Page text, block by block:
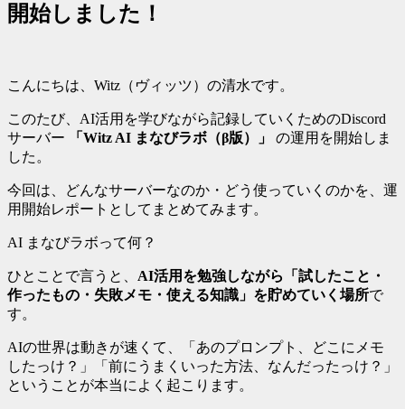
開始しました！
こんにちは、Witz（ヴィッツ）の清水です。
このたび、AI活用を学びながら記録していくためのDiscord
サーバー
「 Witz AI まなびラボ（β版） 」
の運用を開始しま
した。
今回は、どんなサーバーなのか・どう使っていくのかを、運
用開始レポートとしてまとめてみます。
AI まなびラボって何？
ひとことで言うと、 AI活用を勉強しながら「試したこと・
作ったもの・失敗メモ・使える知識」を貯めていく場所で
す。
AIの世界は動きが速くて、「あのプロンプト、どこにメモ
したっけ？」「前にうまくいった方法、なんだったっけ？」
ということが本当によく起こります。